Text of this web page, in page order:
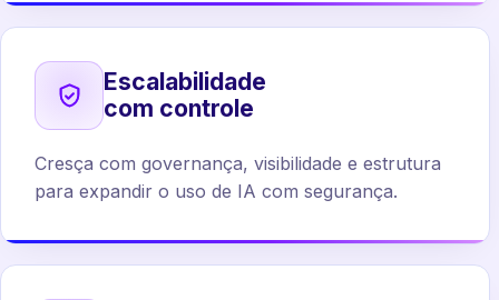
Escalabilidade
com controle
Cresça com governança, visibilidade e estrutura
para expandir o uso de IA com segurança.